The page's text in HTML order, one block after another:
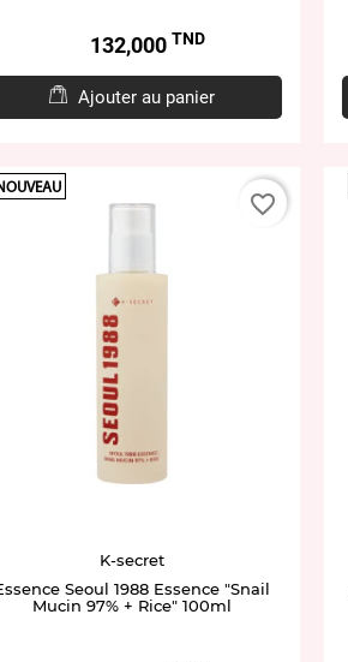
Prix132,000 TND
Ajouter au panier
K-secret
Seoul 1988 Essence "Snail
Mucin 97% + Rice" 100ml
favorite_border